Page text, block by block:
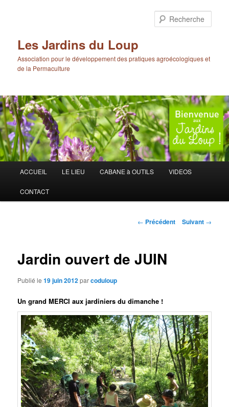
Les Jardins du Loup
Association pour le développement des pratiques agroécologiques et
de la Permaculture
principal
ACCUEIL LE LIEU CABANE à OUTILS VIDEOS
CONTACT
Navigation
← Précédent Suivant →
Jardin ouvert de JUIN
Publié le19 juin 2012parcoduloup
Un grand MERCI aux jardiniers du dimanche !